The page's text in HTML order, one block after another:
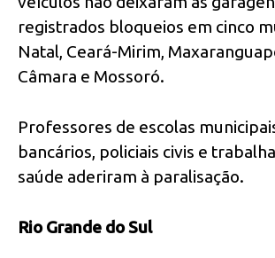
registrados bloqueios em cinco
Natal, Ceará-Mirim,
Câmara e Mossoró.
Professores de escolas
bancários, policiais civis e
saúde aderiram à paralisação.
Rio Grande do Sul